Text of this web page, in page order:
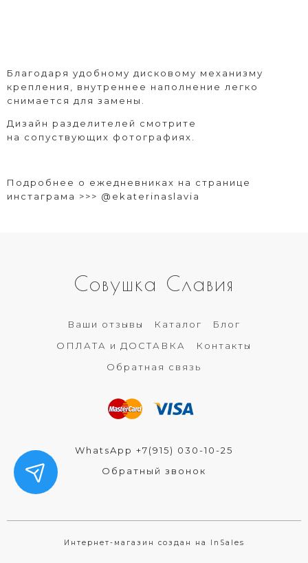
Благодаря удобному дисковому механизму
крепления, внутреннее наполнение легко
снимается для замены.
Дизайн разделителей смотрите
на сопуствующих фотографиях.
Подробнее о ежедневниках на странице
инстаграма >>> @ekaterinaslavia
Совушка Славия
Ваши отзывы Каталог
Блог
ОПЛАТА и ДОСТАВКА
Контакты
Обратная связь
WhatsApp +7(915) 030-10-25
Обратный звонок
Интернет-магазин создан на InSales